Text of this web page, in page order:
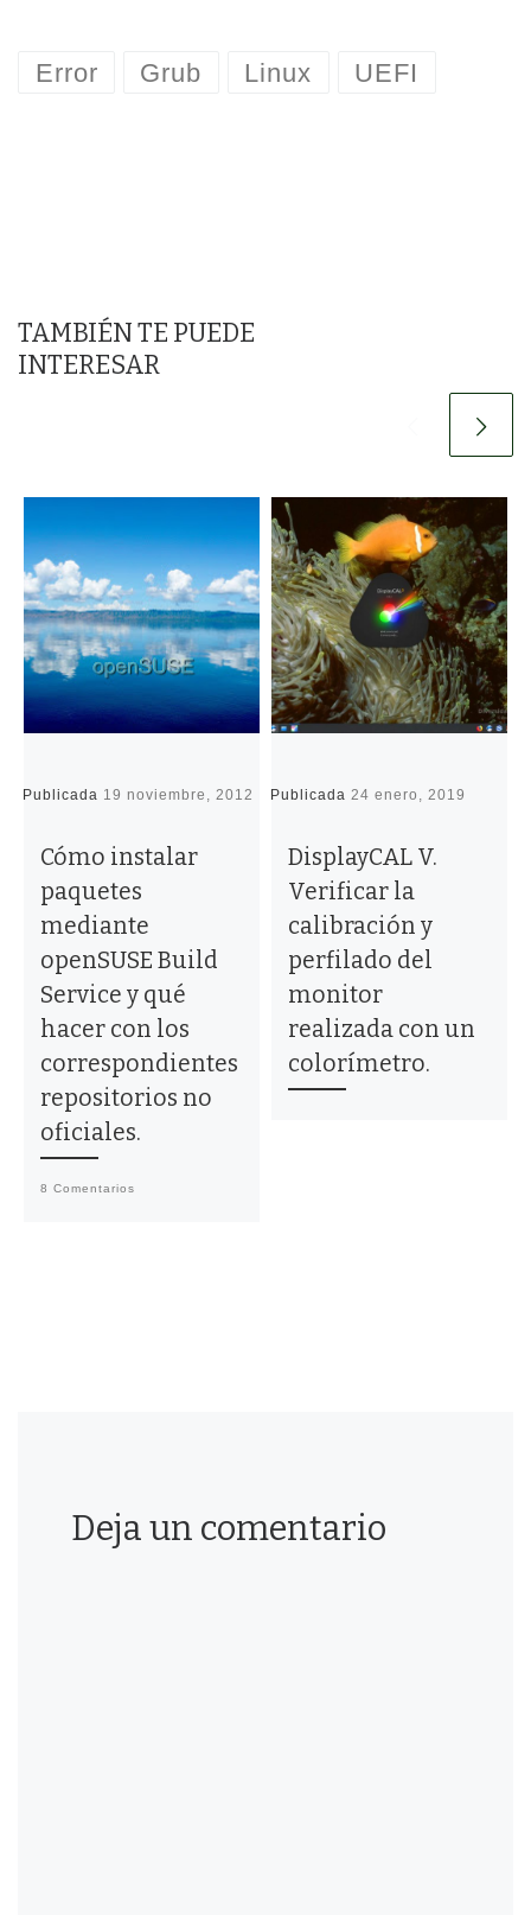
Error Grub Linux UEFI
TAMBIÉN TE PUEDE
INTERESAR
Publicada 19 noviembre, 2012
Cómo instalar
paquetes
mediante
openSUSE Build
Service y qué
hacer con los
correspondientes
repositorios no
oficiales.
8 Comentarios
Publicada 24 enero, 2019
DisplayCAL V.
Verificar la
calibración y
perfilado del
monitor
realizada con un
colorímetro.
Deja un comentario